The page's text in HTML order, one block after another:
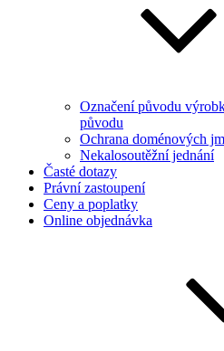
Označení původu
původu
Ochrana doménových
Nekalosoutěžní jednání
Časté dotazy
Právní zastoupení
Ceny a poplatky
Online objednávka